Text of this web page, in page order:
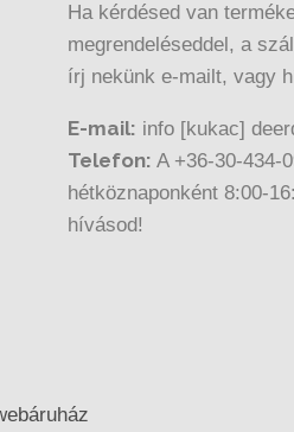
Ha kérdésed van
megrendeléseddel, a
írj nekünk e-mailt, vagy
E-mail: info [kukac]
Telefon: A +36-30-434-
hétköznaponként 8:00-
hívásod!